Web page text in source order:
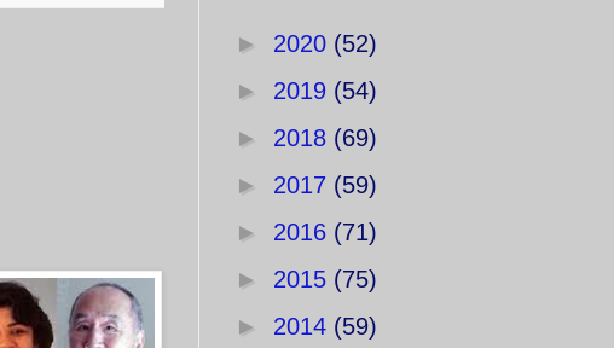
► 2020 (52)
► 2019 (54)
► 2018 (69)
► 2017 (59)
► 2016 (71)
► 2015 (75)
► 2014 (59)